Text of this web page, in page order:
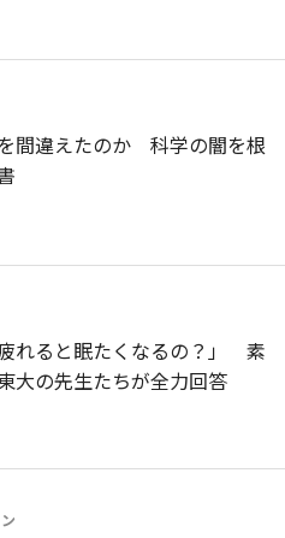
間違えたのか 科学の闇を根
疲れると眠たくなるの？」 素
大の先生たちが全力回答